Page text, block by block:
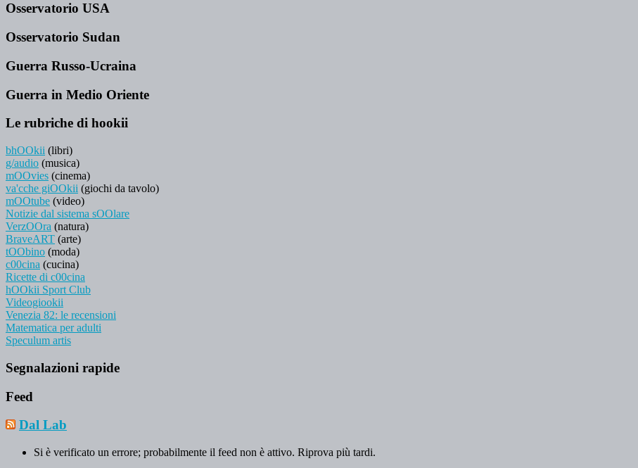
Osservatorio USA
Osservatorio Sudan
Guerra Russo-Ucraina
Guerra in Medio Oriente
Le rubriche di hookii
bhOOkii (libri)
g/audio (musica)
mOOvies (cinema)
va'cche giOOkii (giochi da tavolo)
mOOtube (video)
Notizie dal sistema sOOlare
VerzOOra (natura)
BraveART (arte)
tOObino (moda)
c00cina (cucina)
Ricette di c00cina
hOOkii Sport Club
Videogiookii
Venezia 82: le recensioni
Matematica per adulti
Speculum artis
Segnalazioni rapide
Feed
Dal Lab
Si è verificato un errore; probabilmente il feed non è attivo. Riprova più tardi.